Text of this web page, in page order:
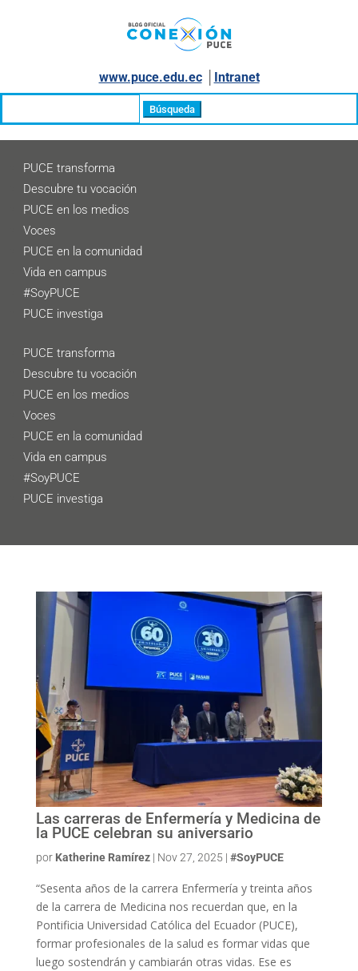
www.puce.edu.ec│ Intranet
PUCE transforma
Descubre tu vocación
PUCE en los medios
Voces
PUCE en la comunidad
Vida en campus
#SoyPUCE
PUCE investiga
PUCE transforma
Descubre tu vocación
PUCE en los medios
Voces
PUCE en la comunidad
Vida en campus
#SoyPUCE
PUCE investiga
Las carreras de Enfermería y Medicina de
la PUCE celebran su aniversario
por Katherine Ramírez| Nov 27, 2025 | #SoyPUCE
“Sesenta años de la carrera Enfermería y treinta años
de la carrera de Medicina nos recuerdan que, en la
Pontificia Universidad Católica del Ecuador (PUCE),
formar profesionales de la salud es formar vidas que
luego sostendrán y cambiarán otras vidas. Ese es